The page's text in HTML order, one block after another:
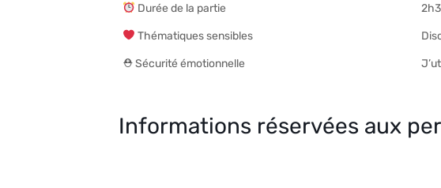
Durée de la partie
Thématiques sensibles
⛑ Sécurité émotionnelle
Informations réservées aux